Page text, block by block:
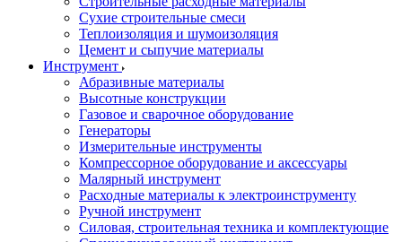
Сухие строительные смеси
Теплоизоляция и шумоизоляция
Цемент и сыпучие материалы
Инструмент
Абразивные материалы
Высотные конструкции
Газовое и сварочное оборудование
Генераторы
Измерительные инструменты
Компрессорное оборудование и аксессуары
Малярный инструмент
Расходные материалы к электроинструменту
Ручной инструмент
Силовая, строительная техника и комплектующие